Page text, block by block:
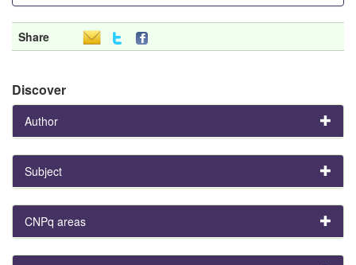
Share
Discover
Author
Subject
CNPq areas